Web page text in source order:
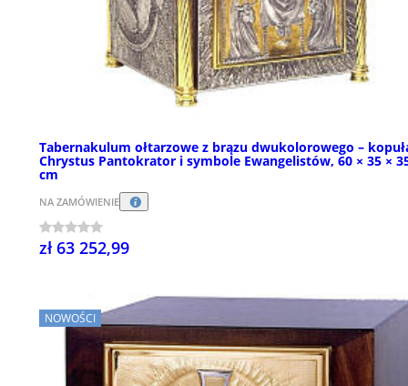
Tabernakulum ołtarzowe z brązu dwukolorowego –
Chrystus Pantokrator i symbole Ewangelistów, 60 × 35 ×
cm
NA ZAMÓWIENIE
zł 63 252,99
NOWOŚCI